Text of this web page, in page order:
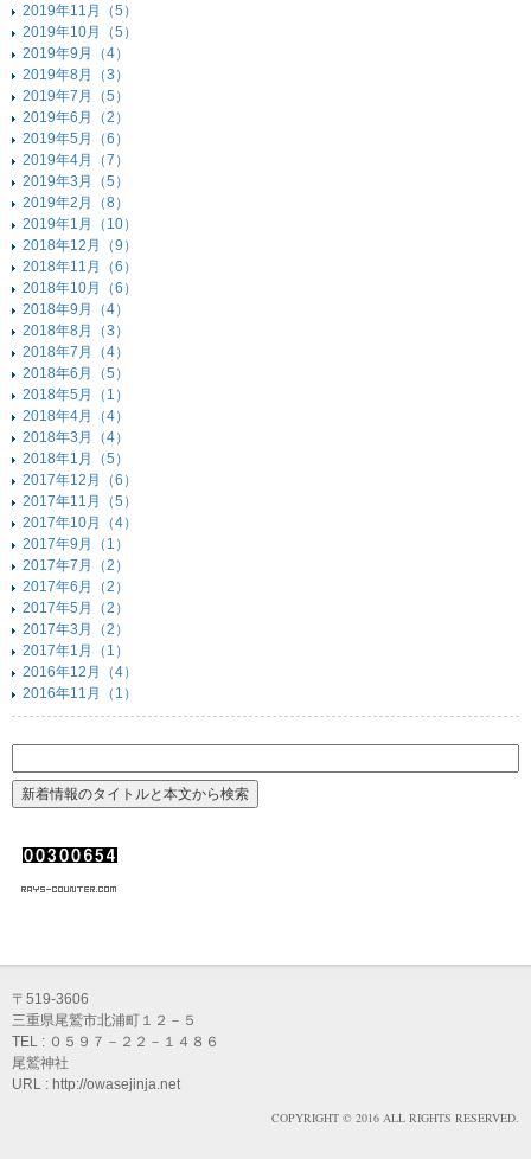
2019年11月（5）
2019年10月（5）
2019年9月（4）
2019年8月（3）
2019年7月（5）
2019年6月（2）
2019年5月（6）
2019年4月（7）
2019年3月（5）
2019年2月（8）
2019年1月（10）
2018年12月（9）
2018年11月（6）
2018年10月（6）
2018年9月（4）
2018年8月（3）
2018年7月（4）
2018年6月（5）
2018年5月（1）
2018年4月（4）
2018年3月（4）
2018年1月（5）
2017年12月（6）
2017年11月（5）
2017年10月（4）
2017年9月（1）
2017年7月（2）
2017年6月（2）
2017年5月（2）
2017年3月（2）
2017年1月（1）
2016年12月（4）
2016年11月（1）
〒519-3606
三重県尾鷲市北浦町１２－５
TEL : ０５９７－２２－１４８６
尾鷲神社
URL : http://owasejinja.net
COPYRIGHT © 2016 ALL RIGHTS RESERVED.